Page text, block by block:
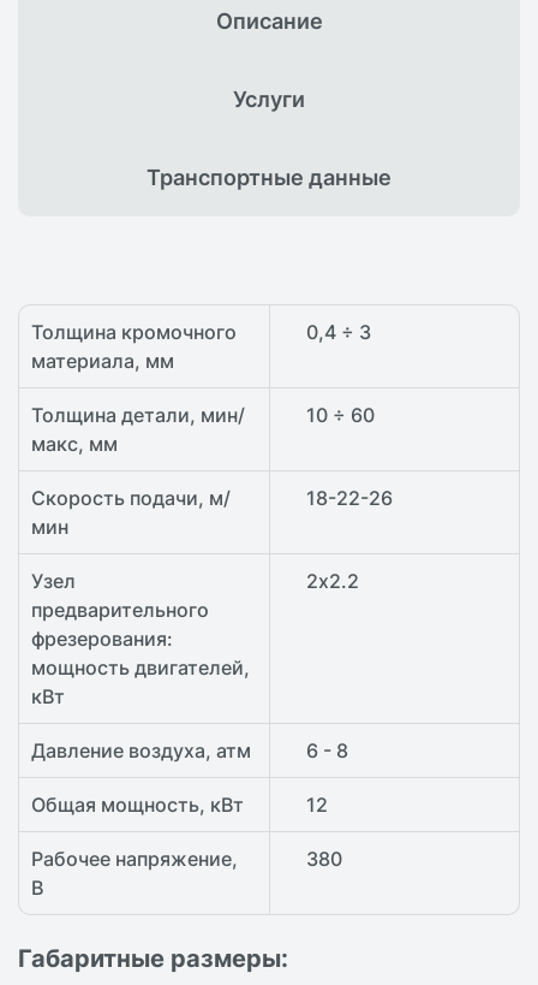
Описание
Услуги
Транспортныеданные
Толщина кромочного
материала, мм
0,4 ÷ 3
Толщина детали, мин/
макс, мм
10 ÷ 60
Скорость подачи, м/
мин
18-22-26
Узел
предварительного
фрезерования:
мощность двигателей,
кВт
2х2.2
Давление воздуха, атм 6 - 8
Общая мощность, кВт 12
Рабочее напряжение,
В
380
Габаритные размеры: